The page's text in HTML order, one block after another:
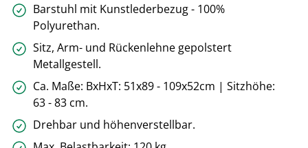
Barstuhl mit Kunstlederbezug - 100%
Polyurethan.
Sitz, Arm- und Rückenlehne gepolstert
Metallgestell.
Ca. Maße: BxHxT: 51x89 - 109x52cm | Sitzhöhe:
63 - 83 cm.
Drehbar und höhenverstellbar.